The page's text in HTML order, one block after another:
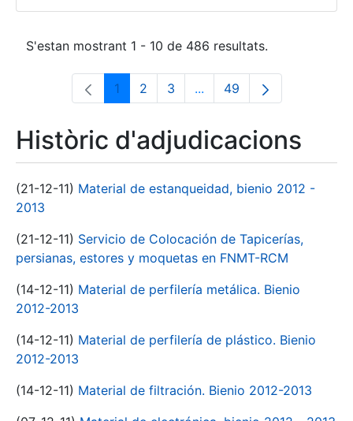
S'estan mostrant 1 - 10 de 486 resultats.
Pàgina
1 Pàgina
2 Pàgina
3 ...Pàgines intermèdies
Pàgina
49
Històric d'adjudicacions
(21-12-11) Material de estanqueidad, bienio 2012 -
2013
(21-12-11) Servicio de Colocación de Tapicerías,
persianas, estores y moquetas en FNMT-RCM
(14-12-11) Material de perfilería metálica. Bienio
2012-2013
(14-12-11) Material de perfilería de plástico. Bienio
2012-2013
(14-12-11) Material de filtración. Bienio 2012-2013